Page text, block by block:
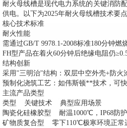
耐火母线槽是现代电力系统的关键消防
供电。以下为2025年耐火母线槽技术要
核心技术标准
‌耐火性能‌
需通过GB/T 9978.1-2008标准180分钟
FH型产品在着火60分钟后绝缘电阻仍
‌结构创新‌
采用"三明治"结构：双层中空外壳+防火
预制化浇筑工艺：如伟斯顿**技术，可
主流产品类型
类型 关键技术 典型应用场景
陶瓷化硅橡胶型 耐温1000℃，IP68防
矿物质复合型 零下110℃极寒环境正